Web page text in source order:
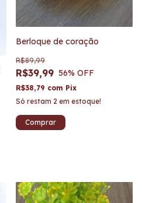
Berloque de coração
R$39,99
R$89,99
56% OFF
R$38,79 com Pix
Só restam 2 em estoque!